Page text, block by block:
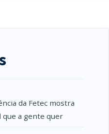
da Fetec mostra
que a gente quer